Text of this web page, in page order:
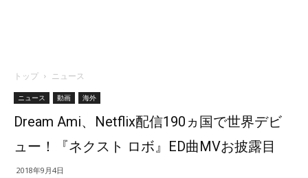
トップ ニュース
ニュース 動画 海外
Dream Ami、Netflix配信190ヵ国で世界デビ
ュー！『ネクスト ロボ』ED曲MVお披露目
2018年9月4日